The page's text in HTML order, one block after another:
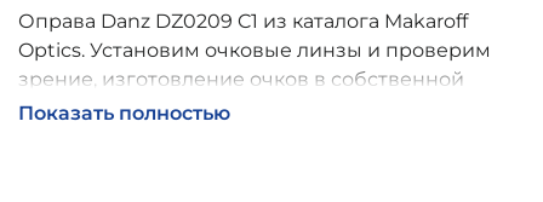
Оправа Danz DZ0209 C1 из каталога Makaroff
Optics. Установим очковые линзы и проверим
зрение, изготовление очков в собственной
мастерской, обычно 2–5 дней, индивидуальные
Показать полностью